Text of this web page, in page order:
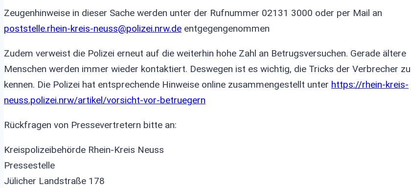
Zeugenhinweise in dieser Sache werden unter der Rufnummer 02131 3000 oder per Mail an
poststelle.rhein-kreis-neuss@polizei.nrw.de entgegengenommen
Zudem verweist die Polizei erneut auf die weiterhin hohe Zahl an Betrugsversuchen. Gerade ältere
Menschen werden immer wieder kontaktiert. Deswegen ist es wichtig, die Tricks der Verbrecher zu
kennen. Die Polizei hat entsprechende Hinweise online zusammengestellt unter https://rhein-kreis-
neuss.polizei.nrw/artikel/vorsicht-vor-betruegern
Rückfragen von Pressevertretern bitte an:
Kreispolizeibehörde Rhein-Kreis Neuss
Pressestelle
Jülicher Landstraße 178